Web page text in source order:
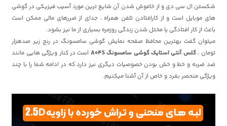
شکستن ال سی دی و از خاموش شدن آن شایع ترین مورد آسیب فیزیکی در گوشی
های موبایل است و از کارافتادن تلفن همراه ، جدای از ضررهای مالی ممکن است
باعث از کار افتادگی یا مختل شدن زندگی روزمره بسیاری از ما نیز بشود.
میتوان گفت بهترین محافظ صفحه نمایش گوشی سامسونگ در رنج زیر صدهزار
تومان ،گلس آنتی استایک گوشی سامسونگ A04S
است در کنار ویژگی هایی مانند
ضد ضربه و خط و خش بودن خصوصیات دیگری نیز دارد که در ادامه شما را با چند
ویژگی منحصر بفرد و خاص از آن آشنا میکنیم.